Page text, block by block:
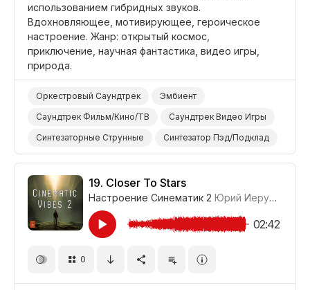
использованием гибридных звуков.
Вдохновляющее, мотивирующее, героическое
настроение. Жанр: открытый космос,
приключение, научная фантастика, видео игры,
природа.
Оркестровый Саундтрек
Эмбиент
Саундтрек Фильм/Кино/ТВ
Саундтрек Видео Игры
Синтезаторные Струнные
Синтезатор Пэд/Подклад
Синтезатор Клавишные/Лиды
Голосовой/Вокальный Эффект
Оркестр
Героический
Вдохновляющий
Видео Игры
Наука/Технология/Производство
Открытый Космос
Фильм Научная Фантастика
Фильм Приключение
19. Closer To Stars
Настроение Синематик 2 Юрий Иерусалимов
02:42
0